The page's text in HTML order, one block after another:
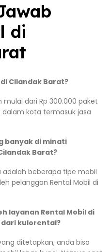
di
Cilandak Barat?
dari Rp 300.000 paket
kota termasuk jasa
banyak di minati
Barat?
adalah beberapa tipe mobil
pelanggan Rental Mobil di
layanan Rental Mobil di
kulorental?
ditetapkan, anda bisa